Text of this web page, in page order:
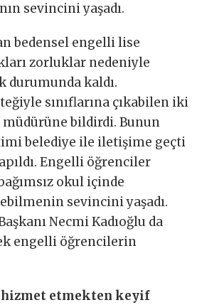
sevincini yaşadı.
bedensel engelli lise
zorluklar nedeniyle
kaldı.
sınıflarına çıkabilen iki
bildirdi. Bunun
belediye ile iletişime geçti
Engelli öğrenciler
okul içinde
sevincini yaşadı.
Necmi Kadıoğlu da
engelli öğrencilerin
hizmet etmekten keyif